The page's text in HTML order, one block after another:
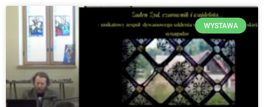
WYSTAWA